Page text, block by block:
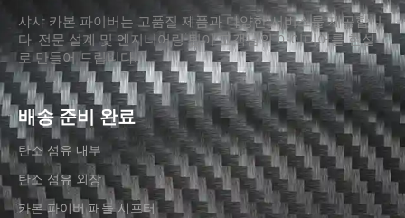
샤샤 카본 파이버는 고품질 제품과 다양한 서비스를 제공합니
다. 전문 설계 및 엔지니어링 팀이 고객님의 아이디어를 현실
로 만들어 드립니다.
배송 준비 완료
탄소 섬유 내부
탄소 섬유 외장
카본 파이버 패들 시프터